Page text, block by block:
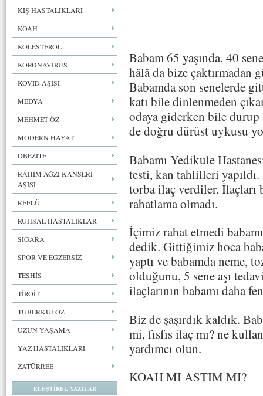
KIŞ HASTALIKLARI
KOAH
KOLESTEROL
KORONAVİRÜS
KOVİD AŞISI
MEDYA
MEHMET ÖZ
MODERN HAYAT
OBEZİTE
RAHİM AĞZI KANSERİ
AŞISI
REFLÜ
RUHSAL HASTALIKLAR
SİGARA
SPOR VE EGZERSİZ
TEŞHİS
TİROİT
TÜBERKÜLOZ
UZUN YAŞAMA
YAZ HASTALIKLARI
ZATÜRREE
ELEŞTİREL YAZILAR
Babam 65 yaşında. 40
hâlâ da bize
Babamda son senelerde
katı bile dinlenmeden
odaya giderken bile
de doğru dürüst uykusu
Babamı Yedikule
testi, kan tahlilleri
torba ilaç verdiler.
rahatlama olmadı.
İçimiz rahat etmedi
dedik. Gittiğimiz hoca
yaptı ve babamda neme,
olduğunu, 5 sene aşı
ilaçlarının babamı daha
Biz de şaşırdık kaldık.
mi, fısfıs ilaç mı? ne
yardımcı olun.
KOAH MI ASTIM MI?